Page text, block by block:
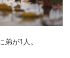
が1人。